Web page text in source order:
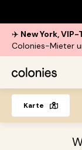
✈️ New York,
Colonies-Mieter
Karte